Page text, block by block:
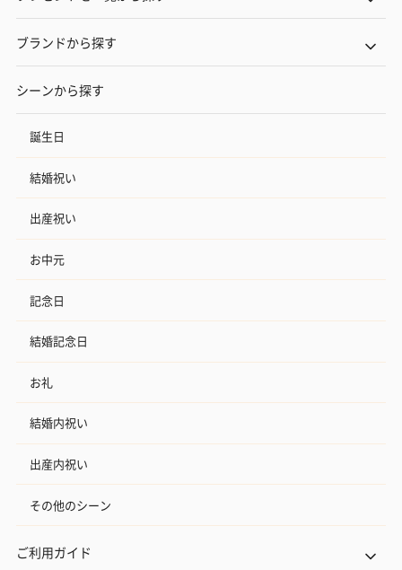
ブランドから探す
シーンから探す
誕生日
結婚祝い
出産祝い
お中元
記念日
結婚記念日
お礼
結婚内祝い
出産内祝い
その他のシーン
ご利用ガイド